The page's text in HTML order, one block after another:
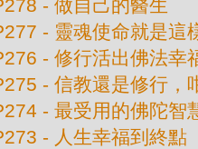
- 做自己的醫生
- 靈魂使命就是這
- 修行活出佛法幸
- 信教還是修行，
- 最受用的佛陀智
- 人生幸福到終點